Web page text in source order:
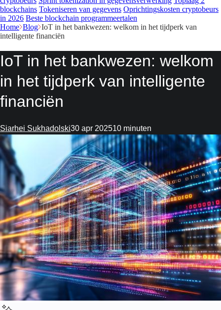
blockchains Tokeniseren van gegevens Oprichtingskosten cryptobeurs
in 2026 Beste blockchain programmeertalen
Home Blog IoT in het bankwezen: welkom in het tijdperk van
intelligente financiën
IoT in het bankwezen: welkom
in het tijdperk van intelligente
financiën
Siarhei Sukhadolski30 apr 202510 minuten